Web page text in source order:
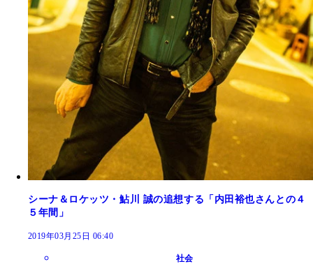
シーナ＆ロケッツ・鮎川 誠の追想する「内田裕也さんとの４
５年間」
2019年03月25日 06:40
社会